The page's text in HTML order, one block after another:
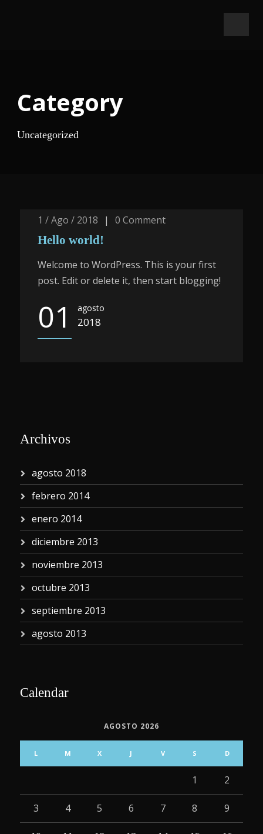
Category
Uncategorized
1 / Ago / 2018 | 0 Comment
Hello world!
Welcome to WordPress. This is your first
post. Edit or delete it, then start blogging!
01 agosto
2018
Archivos
agosto 2018
febrero 2014
enero 2014
diciembre 2013
noviembre 2013
octubre 2013
septiembre 2013
agosto 2013
Calendar
AGOSTO 2026
L M X J V S D
1 2
3 4 5 6 7 8 9